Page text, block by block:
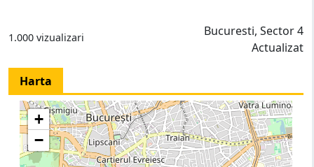
1.000 vizualizari
Bucuresti, Sector 4
Actualizat
Harta
+
−